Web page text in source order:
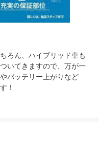
ろん、ハイブリッド車も
いてきますので、万が一
バッテリー上がりなど
！